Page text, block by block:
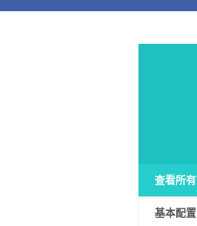
查看所
基本配置